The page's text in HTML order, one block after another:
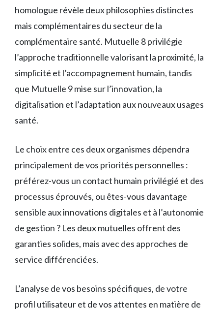
homologue révèle deux philosophies distinctes
mais complémentaires du secteur de la
complémentaire santé. Mutuelle 8 privilégie
l’approche traditionnelle valorisant la proximité, la
simplicité et l’accompagnement humain, tandis
que Mutuelle 9 mise sur l’innovation, la
digitalisation et l’adaptation aux nouveaux usages
santé.
Le choix entre ces deux organismes dépendra
principalement de vos priorités personnelles :
préférez-vous un contact humain privilégié et des
processus éprouvés, ou êtes-vous davantage
sensible aux innovations digitales et à l’autonomie
de gestion ? Les deux mutuelles offrent des
garanties solides, mais avec des approches de
service différenciées.
L’analyse de vos besoins spécifiques, de votre
profil utilisateur et de vos attentes en matière de